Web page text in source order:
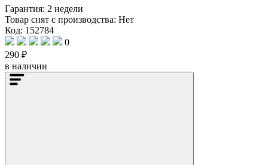
Гарантия: 2 недели
Товар снят с производства: Нет
Код: 152784
0
290 ₽
в наличии